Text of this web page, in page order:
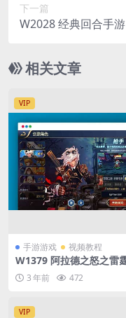
下一篇
W2028 经典回合手
相关文章
VIP
手游游戏 视频教程
W1379 阿拉德之怒之雷
拉德第二季_经典3D横版
手游_Linux服务端_通用
架设教程_GM总运营
后台_GM授权后台_安卓版
3 年前 472
VIP